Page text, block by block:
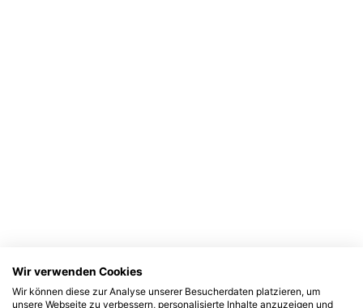
Wir verwenden Cookies
Wir können diese zur Analyse unserer Besucherdaten platzieren, um
unsere Webseite zu verbessern, personalisierte Inhalte anzuzeigen und